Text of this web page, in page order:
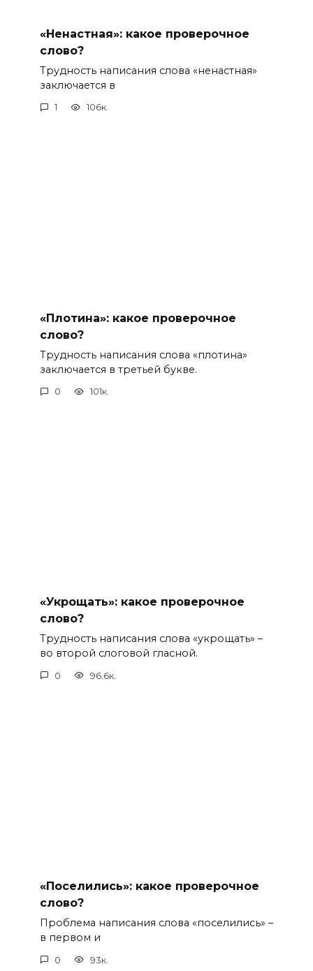
«Ненастная»: какое проверочное
слово?
Трудность написания слова «ненастная»
заключается в
1 106к.
«Плотина»: какое проверочное
слово?
Трудность написания слова «плотина»
заключается в третьей букве.
0 101к.
«Укрощать»: какое проверочное
слово?
Трудность написания слова «укрощать» –
во второй слоговой гласной.
0 96.6к.
«Поселились»: какое проверочное
слово?
Проблема написания слова «поселились» –
в первом и
0 93к.